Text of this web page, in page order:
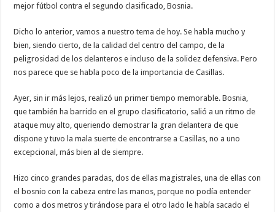
mejor fútbol contra el segundo clasificado, Bosnia.
Dicho lo anterior, vamos a nuestro tema de hoy. Se habla mucho y
bien, siendo cierto, de la calidad del centro del campo, de la
peligrosidad de los delanteros e incluso de la solidez defensiva. Pero
nos parece que se habla poco de la importancia de Casillas.
Ayer, sin ir más lejos, realizó un primer tiempo memorable. Bosnia,
que también ha barrido en el grupo clasificatorio, salió a un ritmo de
ataque muy alto, queriendo demostrar la gran delantera de que
dispone y tuvo la mala suerte de encontrarse a Casillas, no a uno
excepcional, más bien al de siempre.
Hizo cinco grandes paradas, dos de ellas magistrales, una de ellas con
el bosnio con la cabeza entre las manos, porque no podía entender
como a dos metros y tirándose para el otro lado le había sacado el